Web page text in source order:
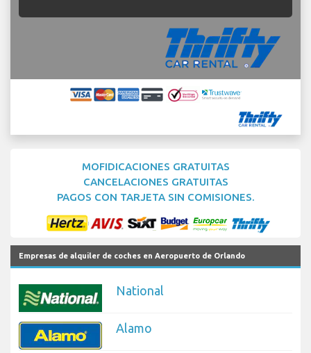
MOFIDICACIONES GRATUITAS
CANCELACIONES GRATUITAS
PAGOS CON TARJETA SIN COMISIONES.
Empresas de alquiler de coches en Aeropuerto de Orlando
National
Alamo